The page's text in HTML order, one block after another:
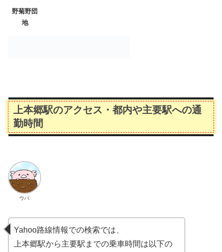
野菊野団
地
上本郷駅のアクセス・都内や主要駅への通
勤時間
ウパ
Yahoo路線情報での検索では、
上本郷駅から主要駅までの乗車時間は以下の